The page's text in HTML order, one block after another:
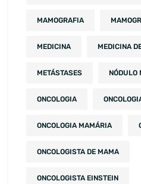
MAMOGRAFIA
MEDICINA MEDICINA
METÁSTASES NÓDULO
ONCOLOGIA
ONCOLOGIA MAMÁRIA
ONCOLOGISTA DE MAMA
ONCOLOGISTA EINSTEIN